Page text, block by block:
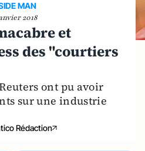
MAN
2018
et
des "courtiers
ont pu avoir
sur une industrie
Rédaction